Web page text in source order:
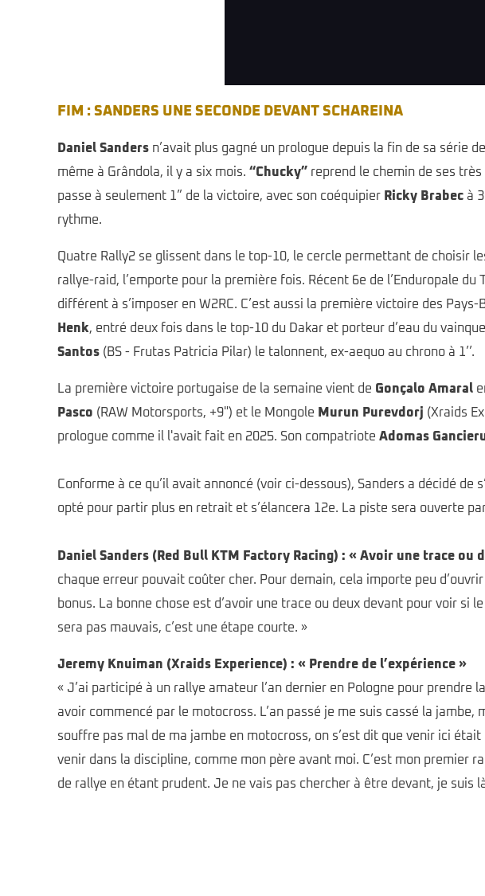
FIM : SANDERS UNE SECONDE DEVANT SCHAREINA
Daniel Sanders n’avait plus gagné un prologue depuis la fin de sa série
même à Grândola, il y a six mois. “Chucky” reprend le chemin de ses
passe à seulement 1” de la victoire, avec son coéquipier Ricky Brabec à
rythme.
Quatre Rally2 se glissent dans le top-10, le cercle permettant de choisir
rallye-raid, l’emporte pour la première fois. Récent 6e de l’Enduropale du
différent à s’imposer en W2RC. C’est aussi la première victoire des
Henk, entré deux fois dans le top-10 du Dakar et porteur d’eau du
Santos (BS - Frutas Patricia Pilar) le talonnent, ex-aequo au chrono à 1’’.
La première victoire portugaise de la semaine vient de Gonçalo Amaral
Pasco (RAW Motorsports, +9") et le Mongole Murun Purevdorj (Xraids
prologue comme il l'avait fait en 2025. Son compatriote Adomas
Conforme à ce qu’il avait annoncé (voir ci-dessous), Sanders a décidé
opté pour partir plus en retrait et s’élancera 12e. La piste sera ouverte
Daniel Sanders (Red Bull KTM Factory Racing) : « Avoir une trace ou
chaque erreur pouvait coûter cher. Pour demain, cela importe peu
bonus. La bonne chose est d’avoir une trace ou deux devant pour voir
sera pas mauvais, c’est une étape courte. »
Jeremy Knuiman (Xraids Experience) : « Prendre de l’expérience »
« J’ai participé à un rallye amateur l’an dernier en Pologne pour
avoir commencé par le motocross. L’an passé je me suis cassé la jambe,
souffre pas mal de ma jambe en motocross, on s’est dit que venir ici
venir dans la discipline, comme mon père avant moi. C’est mon
de rallye en étant prudent. Je ne vais pas chercher à être devant, je suis